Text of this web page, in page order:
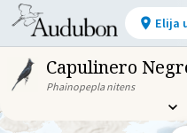
Capulinero
Phainopepla nitens
Elija